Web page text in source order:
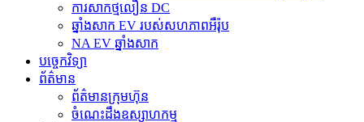
ការសាកថ្មលឿន DC
ឆ្នាំងសាក EV របស់សហភាពអឺរ៉ុប
NA EV ឆ្នាំងសាក
បច្ចេកវិទ្យា
ព័ត៌មាន
ព័ត៌មានក្រុមហ៊ុន
ចំណេះដឹងឧស្សាហកម្ម